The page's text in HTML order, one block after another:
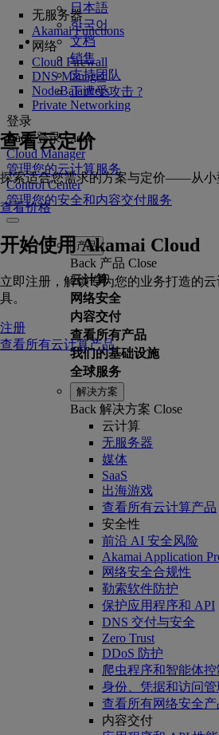
日本語
한국어
文档
销售
支持团队
正遭受攻击 ?
登录
Back 登录 Close
Cloud Manager
管理您的云计算服务
Control Center
管理您的安全和内容交付服务
产品
Back 产品 Close
云计算
网络安全
内容交付
查看所有产品
我们的基础设施
全球服务
无服务器
Akamai Functions
网络
Cloud Firewall
DNS Manager
NodeBalancers
Private Networking
查看云定价
探索适合您需求的方案与定价——从小
查看价格
开始使用 Akamai Cloud
立即注册，解锁专为您的业务打造的
具。
注册
查看所有云计算产品
解决方案
Back 解决方案 Close
云计算
无服务器
媒体
SaaS
出海游戏
查看所有云计算产品
安全性
前沿 AI 安全风险
Akamai Application
网络安全合规性
勒索软件防护
保护应用程序和 API
DNS 交付与安全
Zero Trust
DDoS 防护
爬虫程序和智能体控
身份、凭据和访问管
查看所有网络安全产
内容交付